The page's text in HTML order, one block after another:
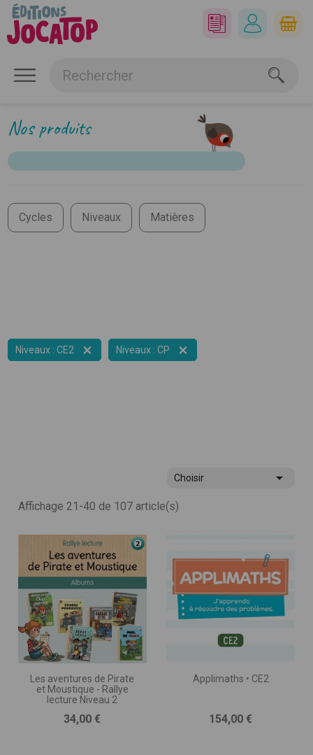
Nos produits
Cycles Niveaux Matières
Niveaux : CE2  Niveaux : CP 
Choisir 
Affichage 21-40 de 107 article(s)
Les aventures de Pirate
et Moustique - Rallye
lecture Niveau 2
Prix
34,00 €
Applimaths • CE2
Prix
154,00 €